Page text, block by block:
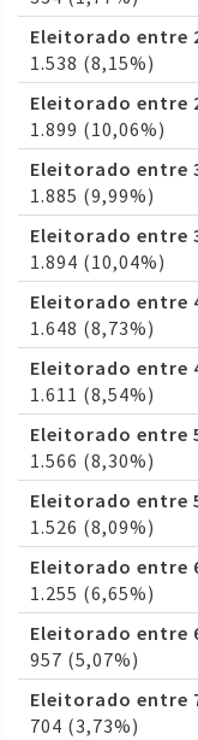
Eleitorado entre
1.538 (8,15%)
Eleitorado entre
1.899 (10,06%)
Eleitorado entre
1.885 (9,99%)
Eleitorado entre
1.894 (10,04%)
Eleitorado entre
1.648 (8,73%)
Eleitorado entre
1.611 (8,54%)
Eleitorado entre
1.566 (8,30%)
Eleitorado entre
1.526 (8,09%)
Eleitorado entre
1.255 (6,65%)
Eleitorado entre
957 (5,07%)
Eleitorado entre
704 (3,73%)